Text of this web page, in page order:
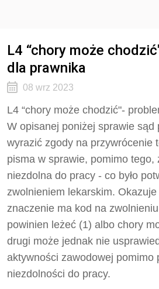
L4 “chory może
dla prawnika
08 wrz 2023
L4 “chory może chodzić"-
W opisanej poniżej sprawie sąd
wyrazić zgody na przywrócenie
pisma w sprawie, pomimo tego,
niezdolna do pracy - co było
zwolnieniem lekarskim.
znaczenie ma kod na
powinien leżeć (1) albo chory
drugi może jednak nie
aktywności zawodowej pomimo
niezdolności do pracy.